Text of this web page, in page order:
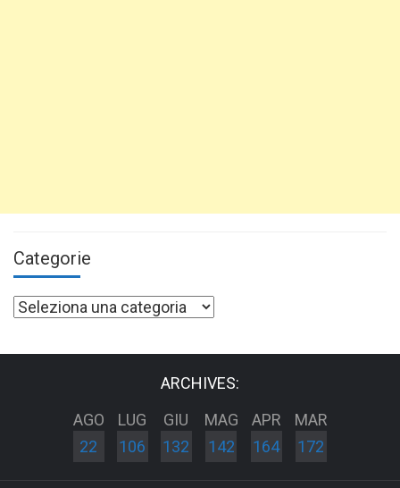
Categorie
Categorie
ARCHIVES:
AGO
22
LUG
106
GIU
132
MAG
142
APR
164
MAR
172